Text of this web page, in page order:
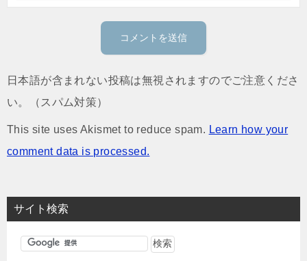
日本語が含まれない投稿は無視されますのでご注意くださ
い。（スパム対策）
This site uses Akismet to reduce spam. Learn how your
comment data is processed.
サイト検索